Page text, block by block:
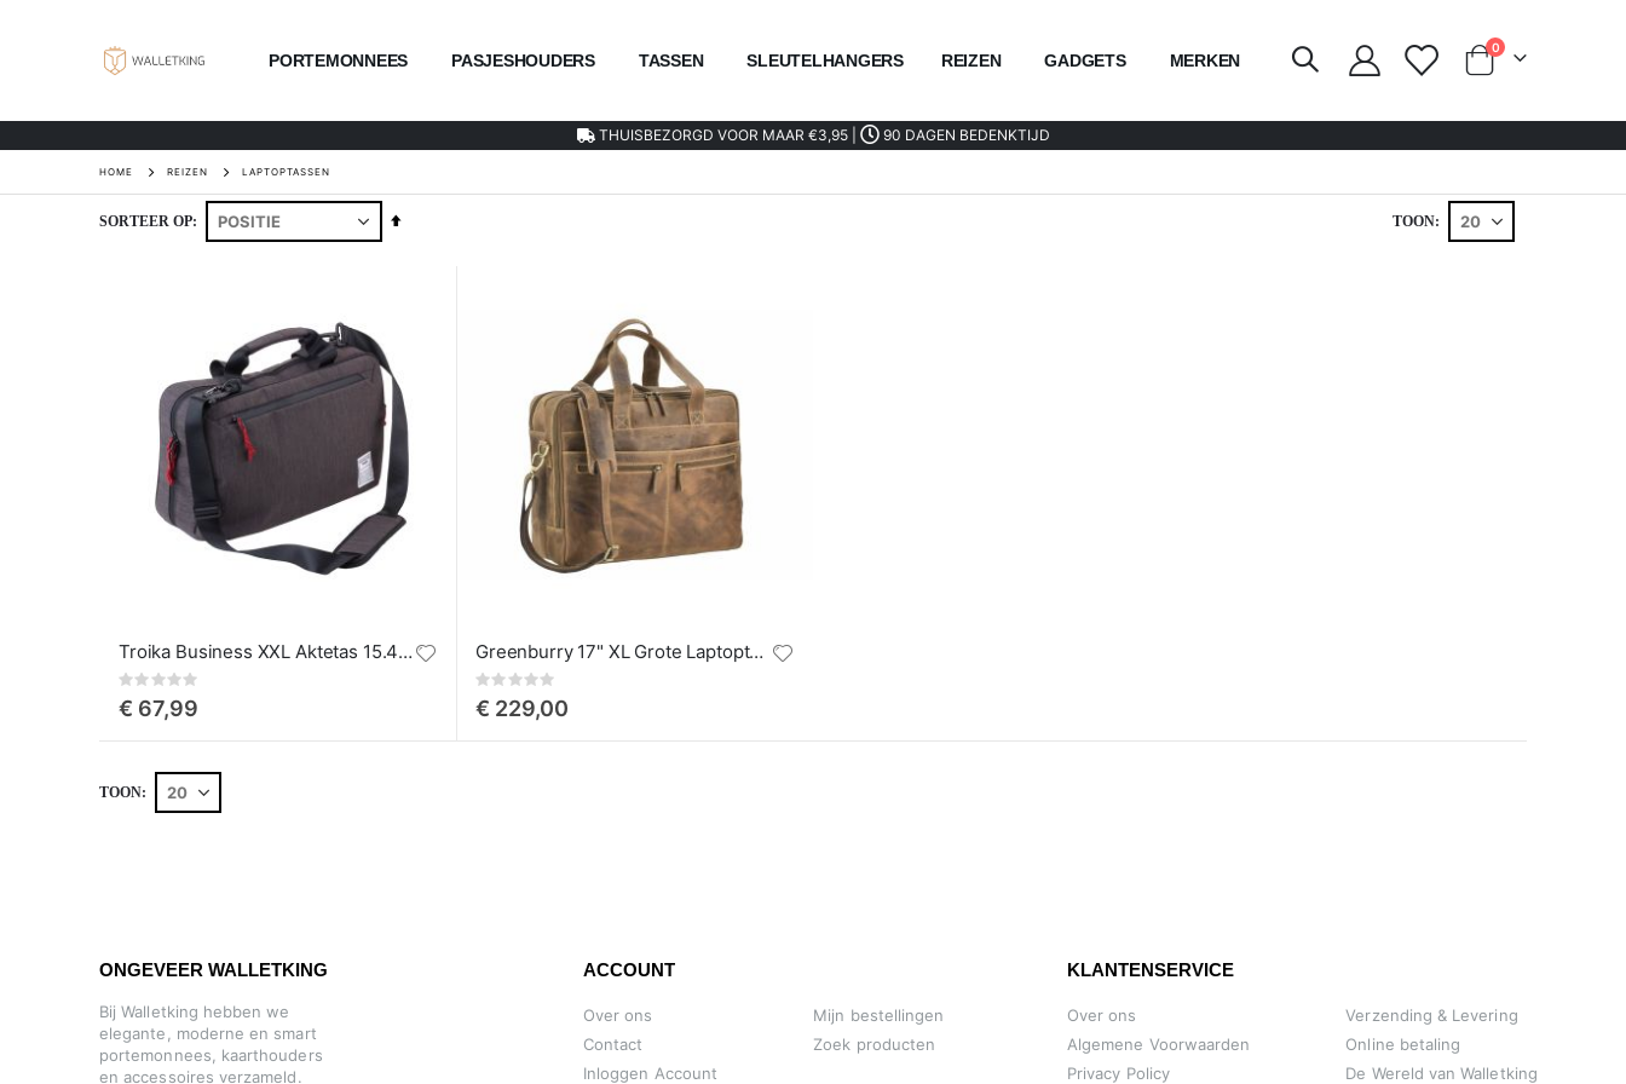
PORTEMONNEES PASJESHOUDERS TASSEN SLEUTELHANGERS REIZEN GADGETS MERKEN kar
0producten
THUISBEZORGD VOOR MAAR €3,95 | 90 DAGEN BEDENKTIJD
HOME REIZEN LAPTOPTASSEN
SORTEER OP Van TOON
Troika Business XXL Aktetas 15.4" Laptoptas
Rating:
€ 67,99
Greenburry 17" XL Grote Laptoptas Vintage leer
Rating:
€ 229,00
TOON
ONGEVEER WALLETKING
Bij Walletking hebben we
elegante, moderne en smart
portemonnees, kaarthouders
en accessoires verzameld.
ACCOUNT
Over ons
Contact
Inloggen Account
Mijn bestellingen
Zoek producten
KLANTENSERVICE
Over ons
Algemene Voorwaarden
Privacy Policy
Verzending & Levering
Online betaling
De Wereld van Walletking